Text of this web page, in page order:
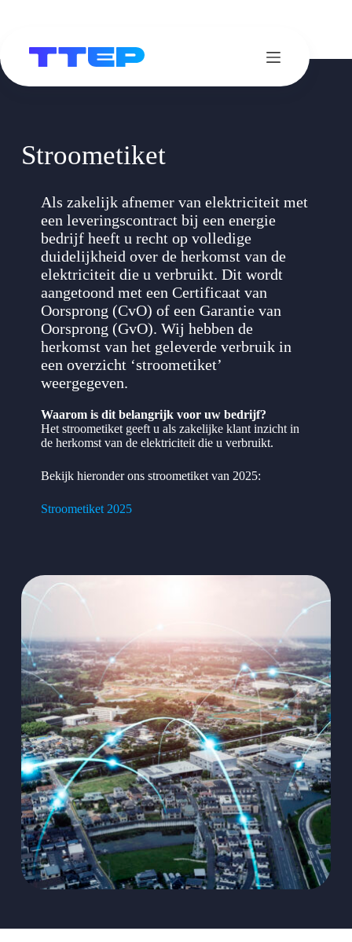
inhoud
Stroometiket
Als zakelijk afnemer van elektriciteit met
een leveringscontract bij een energie
bedrijf heeft u recht op volledige
duidelijkheid over de herkomst van de
elektriciteit die u verbruikt. Dit wordt
aangetoond met een Certificaat van
Oorsprong (CvO) of een Garantie van
Oorsprong (GvO). Wij hebben de
herkomst van het geleverde verbruik in
een overzicht ‘stroometiket’
weergegeven.
Waarom is dit belangrijk voor uw bedrijf?
Het stroometiket geeft u als zakelijke klant inzicht in
de herkomst van de elektriciteit die u verbruikt.
Bekijk hieronder ons stroometiket van 2025:
Stroometiket 2025